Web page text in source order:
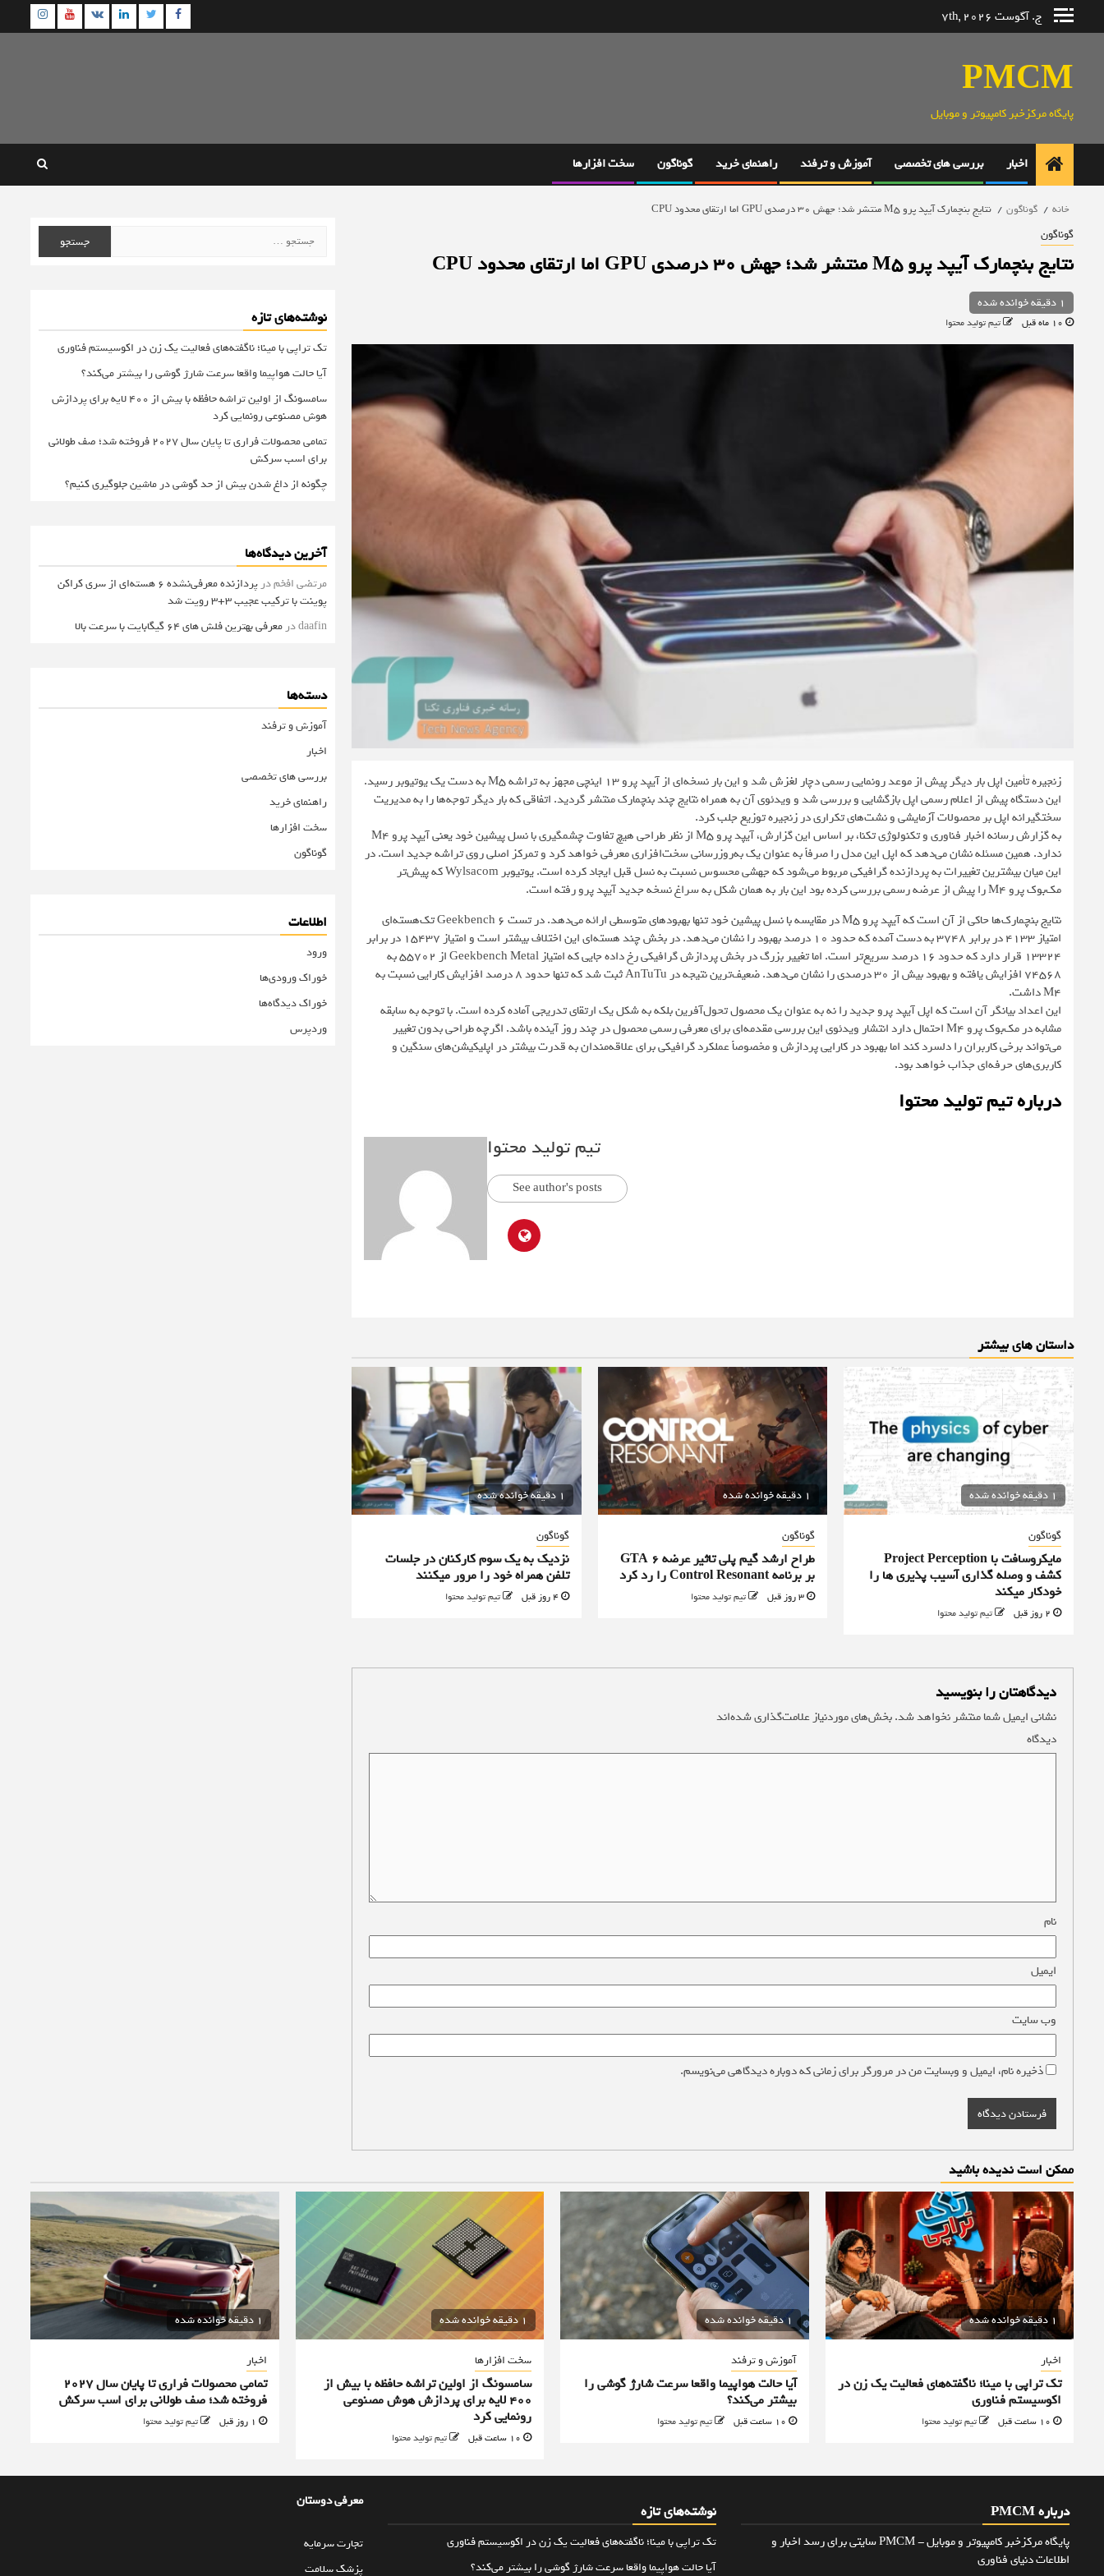
ج. آگوست 7th, 2026 Facebook
Twitter
Linkedin
VK
PMCM
پایگاه مرکزخبر کامپیوتر و موبایل
اخبار بررسی های تخصصی آموزش و ترفند راهنمای خرید گوناگون سخت افزارها
خانه گوناگون نتایج بنچمارک آیپد پرو M5 منتشر شد؛ جهش 30 درصدی GPU اما ارتقای محدود CPU
گوناگون
نتایج بنچمارک آیپد پرو M5 منتشر شد؛ جهش 30 درصدی GPU اما ارتقای محدود CPU
1 دقیقه خوانده شده
تیم تولید محتوا
زنجیره تأمین اپل بار دیگر پیش از موعد رونمایی رسمی دچار لغزش شد و این بار نسخه‌ای از آیپد پرو 13 اینچی مجهز به تراشه M5 به دست یک یوتیوبر رسید.
این دستگاه پیش از اعلام رسمی اپل بازگشایی و بررسی شد و ویدئوی آن به همراه نتایج چند بنچمارک منتشر گردید. اتفاقی که بار دیگر توجه‌ها را به مدیریت
سختگیرانه اپل بر محصولات آزمایشی و نشت‌های تکراری در زنجیره توزیع جلب کرد.
به گزارش رسانه اخبار فناوری و تکنولوژی تکنا، بر اساس این گزارش، آیپد پرو M5 از نظر طراحی هیچ تفاوت چشمگیری با نسل پیشین خود یعنی آیپد پرو M4
ندارد. همین مسئله نشان می‌دهد که اپل این مدل را صرفاً به عنوان یک به‌روزرسانی سخت‌افزاری معرفی خواهد کرد و تمرکز اصلی روی تراشه جدید است. در
این میان بیشترین تغییرات به پردازنده گرافیکی مربوط می‌شود که جهشی محسوس نسبت به نسل قبل ایجاد کرده است. یوتیوبر Wylsacom که پیش‌تر
مک‌بوک پرو M4 را پیش از عرضه رسمی بررسی کرده بود این بار به همان شکل به سراغ نسخه جدید آیپد پرو رفته است.
نتایج بنچمارک‌ها حاکی از آن است که آیپد پرو M5 در مقایسه با نسل پیشین خود تنها بهبودهای متوسطی ارائه می‌دهد. در تست Geekbench 6 تک‌هسته‌ای
امتیاز 4133 در برابر 3748 به دست آمده که حدود 10 درصد بهبود را نشان می‌دهد. در بخش چند هسته‌ای این اختلاف بیشتر است و امتیاز 15437 در برابر
13324 قرار دارد که حدود 16 درصد سریع‌تر است. اما تغییر بزرگ در بخش پردازش گرافیکی رخ داده جایی که امتیاز Geekbench Metal از 55702 به
74568 افزایش یافته و بهبود بیش از 30 درصدی را نشان می‌دهد. ضعیف‌ترین نتیجه در AnTuTu ثبت شد که تنها حدود 8 درصد افزایش کارایی نسبت به
M4 داشت.
این اعداد بیانگر آن است که اپل آیپد پرو جدید را نه به عنوان یک محصول تحول‌آفرین بلکه به شکل یک ارتقای تدریجی آماده کرده است. با توجه به سابقه
مشابه در مک‌بوک پرو M4 احتمال دارد انتشار ویدئوی این بررسی مقدمه‌ای برای معرفی رسمی محصول در چند روز آینده باشد. اگرچه طراحی بدون تغییر
می‌تواند برخی کاربران را دلسرد کند اما بهبود در کارایی پردازش و مخصوصاً عملکرد گرافیکی برای علاقه‌مندان به قدرت بیشتر در اپلیکیشن‌های سنگین و
کاربری‌های حرفه‌ای جذاب خواهد بود.
درباره تیم تولید محتوا
تیم تولید محتوا
See author's posts
داستان های بیشتر
1 دقیقه خوانده شده
گوناگون
مایکروسافت با Project Perception
کشف و وصله گذاری آسیب پذیری ها را
خودکار میکند
تیم تولید محتوا
1 دقیقه خوانده شده
گوناگون
طراح ارشد گیم پلی تاثیر عرضه GTA 6
بر برنامه Control Resonant را رد کرد
3 روز قبل تیم تولید محتوا
1 دقیقه خوانده شده
گوناگون
نزدیک به یک سوم کارکنان در جلسات
تلفن همراه خود را مرور میکنند
4 روز قبل تیم تولید محتوا
دیدگاهتان را بنویسید
نشانی ایمیل شما منتشر نخواهد شد.بخش‌های موردنیاز علامت‌گذاری شده‌اند
دیدگاه
نام
ایمیل
وب‌ سایت
ذخیره نام، ایمیل و وبسایت من در مرورگر برای زمانی که دوباره دیدگاهی می‌نویسم.
برای:
نوشته‌های تازه
تک تراپی با مینا؛ ناگفته‌های فعالیت یک زن در اکوسیستم فناوری
آیا حالت هواپیما واقعا سرعت شارژ گوشی را بیشتر می‌کند؟
سامسونگ از اولین تراشه حافظه با بیش از ۴۰۰ لایه برای پردازش
هوش مصنوعی رونمایی کرد
تمامی محصولات فراری تا پایان سال ۲۰۲۷ فروخته شد؛ صف طولانی
برای اسب سرکش
چگونه از داغ شدن بیش از حد گوشی در ماشین جلوگیری کنیم؟
آخرین دیدگاه‌ها
مرتضی افخمدر
پردازنده معرفی‌نشده 6 هسته‌ای از سری کراکن
پوینت با ترکیب عجیب 3+3 رویت شد
daafinدر معرفی بهترین فلش های 64 گیگابایت با سرعت بالا
دسته‌ها
آموزش و ترفند
اخبار
بررسی های تخصصی
راهنمای خرید
سخت افزارها
گوناگون
اطلاعات
ورود
خوراک ورودی‌ها
خوراک دیدگاه‌ها
وردپرس
ممکن است ندیده باشید
1 دقیقه خوانده شده
اخبار
تک تراپی با مینا؛ ناگفته‌های فعالیت یک زن در
اکوسیستم فناوری
تیم تولید محتوا
1 دقیقه خوانده شده
آموزش و ترفند
آیا حالت هواپیما واقعا سرعت شارژ گوشی را
بیشتر می‌کند؟
تیم تولید محتوا
1 دقیقه خوانده شده
سخت افزارها
سامسونگ از اولین تراشه حافظه با بیش از
۴۰۰ لایه برای پردازش هوش مصنوعی
رونمایی کرد
تیم تولید محتوا
1 دقیقه خوانده شده
اخبار
تمامی محصولات فراری تا پایان سال ۲۰۲۷
فروخته شد؛ صف طولانی برای اسب سرکش
تیم تولید محتوا
درباره PMCM
پایگاه مرکزخبر کامپیوتر و موبایل - PMCM سایتی برای رسد اخبار و
اطلاعات دنیای فناوری
نوشته‌های تازه
تک تراپی با مینا؛ ناگفته‌های فعالیت یک زن در اکوسیستم فناوری
آیا حالت هواپیما واقعا سرعت شارژ گوشی را بیشتر می‌کند؟
معرفی دوستان
تجارت سرمایه
پزشک سلامت